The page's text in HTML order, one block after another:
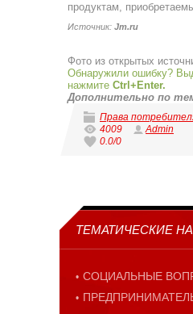
продуктам,
Источник: Jm.ru
Фото из открытых
Обнаружили ошибку?
нажмите Ctrl+Enter.
Дополнительно по
Права
4009
Admin
0.0/0
ТЕМАТИЧЕСКИЕ
СОЦИАЛЬНЫЕ